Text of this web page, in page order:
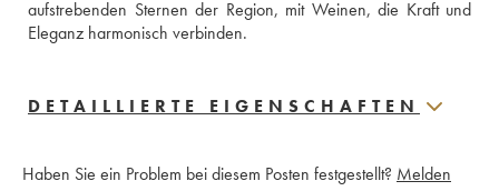
aufstrebenden Sternen der Region, mit Weinen, die Kraft und
Eleganz harmonisch verbinden.
DETAILLIERTE EIGENSCHAFTEN
Haben Sie ein Problem bei diesem Posten festgestellt? Melden